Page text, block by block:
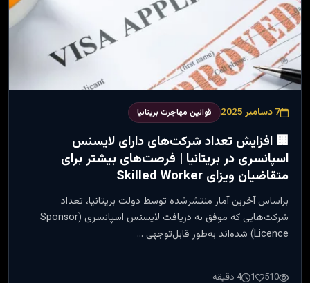
7 دسامبر 2025 قوانین مهاجرت بریتانیا
🏢 افزایش تعداد شرکت‌های دارای لایسنس
اسپانسری در بریتانیا | فرصت‌های بیشتر برای
متقاضیان ویزای Skilled Worker
براساس آخرین آمار منتشر‌شده توسط دولت بریتانیا، تعداد
شرکت‌هایی که موفق به دریافت لایسنس اسپانسری (Sponsor
Licence) شده‌اند به‌طور قابل‌توجهی …
510
1 4 دقیقه